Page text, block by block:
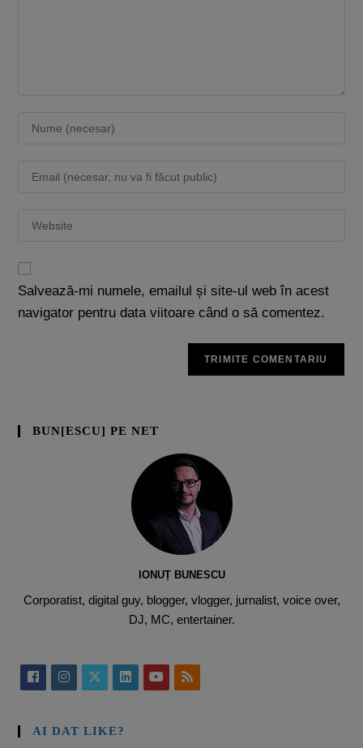
Salvează-mi numele, emailul și site-ul web în acest
navigator pentru data viitoare când o să comentez.
BUN[ESCU] PE NET
IONUȚ BUNESCU
Corporatist, digital guy, blogger, vlogger, jurnalist, voice over,
DJ, MC, entertainer.
AI DAT LIKE?